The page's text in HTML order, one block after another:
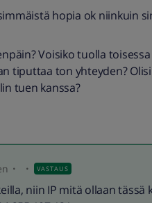
hopia ok niinkuin
Voisiko tuolla
tiputtaa ton yhteyden?
tuen kanssa?
VASTAUS
niin IP mitä ollaan